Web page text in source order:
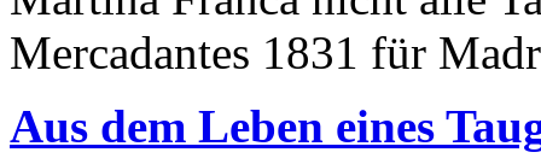
Mercadantes 1831 für
Aus dem Leben eines